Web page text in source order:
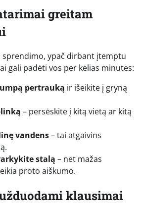
greitam
sprendimo, ypač dirbant įtemptu
gali padėti vos per kelias minutes:
pertrauką ir išeikite į gryną
– persėskite į kitą vietą ar kitą
vandens– tai atgaivins
stalą – net mažas
proto aiškumo.
klausimai